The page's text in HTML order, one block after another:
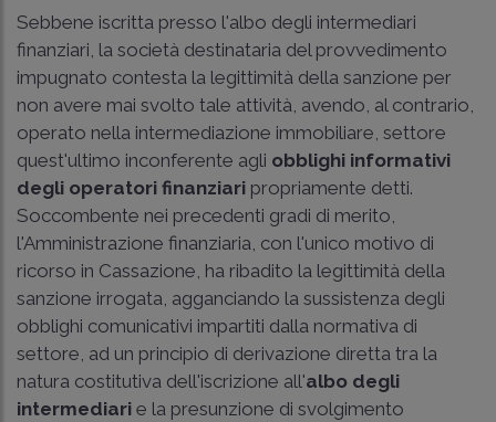
Sebbene iscritta presso l'albo degli intermediari
finanziari, la società destinataria del provvedimento
impugnato contesta la legittimità della sanzione per
non avere mai svolto tale attività, avendo, al contrario,
operato nella intermediazione immobiliare, settore
quest'ultimo inconferente agli obblighi informativi
degli operatori finanziari propriamente detti.
Soccombente nei precedenti gradi di merito,
l'Amministrazione finanziaria, con l'unico motivo di
ricorso in Cassazione, ha ribadito la legittimità della
sanzione irrogata, agganciando la sussistenza degli
obblighi comunicativi impartiti dalla normativa di
settore, ad un principio di derivazione diretta tra la
natura costitutiva dell'iscrizione all'albo degli
intermediari e la presunzione di svolgimento